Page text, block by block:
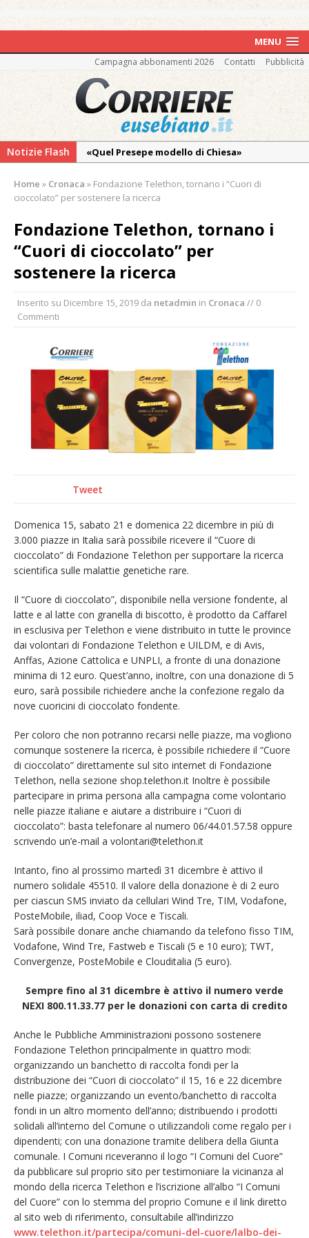
MENU
Campagna abbonamenti 2026 Contatti Pubblicità
Notizie Flash
«Quel Presepe modello di Chiesa»
Ringraziamento: convegno, messa e
Nuovo fronte delle fiamme: vasto incendio
alle pendici del Monte Barone
Centinaia di vercellesi a Oropa per il
Intervento dei vigili del fuoco per un
Asl Vc: arrivano i nuovi totem multifunzionali
per i pagamenti delle prestazioni
Tanti fedeli in duomo per S. Eusebio. Mons.
Baturi: «Quel legame profondo tra le Chiese
di Vercelli e Cagliari»
Dieci anni fa l’ingresso a Vercelli
Home » Cronaca » Fondazione Telethon, tornano i “Cuori di
cioccolato” per sostenere la ricerca
Fondazione Telethon, tornano i
“Cuori di cioccolato” per
sostenere la ricerca
Inserito su Dicembre 15, 2019 da netadmin in Cronaca // 0
Commenti
Tweet
Domenica 15, sabato 21 e domenica 22 dicembre in più di
3.000 piazze in Italia sarà possibile ricevere il “Cuore di
cioccolato” di Fondazione Telethon per supportare la ricerca
scientifica sulle malattie genetiche rare.
Il “Cuore di cioccolato”, disponibile nella versione fondente, al
latte e al latte con granella di biscotto, è prodotto da Caffarel
in esclusiva per Telethon e viene distribuito in tutte le province
dai volontari di Fondazione Telethon e UILDM, e di Avis,
Anffas, Azione Cattolica e UNPLI, a fronte di una donazione
minima di 12 euro. Quest’anno, inoltre, con una donazione di 5
euro, sarà possibile richiedere anche la confezione regalo da
nove cuoricini di cioccolato fondente.
Per coloro che non potranno recarsi nelle piazze, ma vogliono
comunque sostenere la ricerca, è possibile richiedere il “Cuore
di cioccolato” direttamente sul sito internet di Fondazione
Telethon, nella sezione shop.telethon.it Inoltre è possibile
partecipare in prima persona alla campagna come volontario
nelle piazze italiane e aiutare a distribuire i “Cuori di
cioccolato”: basta telefonare al numero 06/44.01.57.58 oppure
scrivendo un’e-mail a volontari@telethon.it
Intanto, fino al prossimo martedì 31 dicembre è attivo il
numero solidale 45510. Il valore della donazione è di 2 euro
per ciascun SMS inviato da cellulari Wind Tre, TIM, Vodafone,
PosteMobile, iliad, Coop Voce e Tiscali.
Sarà possibile donare anche chiamando da telefono fisso TIM,
Vodafone, Wind Tre, Fastweb e Tiscali (5 e 10 euro); TWT,
Convergenze, PosteMobile e Clouditalia (5 euro).
Sempre fino al 31 dicembre è attivo il numero verde
NEXI 800.11.33.77 per le donazioni con carta di credito
Anche le Pubbliche Amministrazioni possono sostenere
Fondazione Telethon principalmente in quattro modi:
organizzando un banchetto di raccolta fondi per la
distribuzione dei “Cuori di cioccolato” il 15, 16 e 22 dicembre
nelle piazze; organizzando un evento/banchetto di raccolta
fondi in un altro momento dell’anno; distribuendo i prodotti
solidali all’interno del Comune o utilizzandoli come regalo per i
dipendenti; con una donazione tramite delibera della Giunta
comunale. I Comuni riceveranno il logo “I Comuni del Cuore”
da pubblicare sul proprio sito per testimoniare la vicinanza al
mondo della ricerca Telethon e l’iscrizione all’albo “I Comuni
del Cuore” con lo stemma del proprio Comune e il link diretto
al sito web di riferimento, consultabile all’indirizzo
www.telethon.it/partecipa/comuni-del-cuore/lalbo-dei-